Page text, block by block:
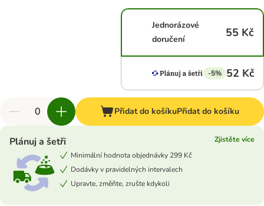
Jednorázové
doručení
55 Kč
-5% 52 Kč
Přidat do košíkuPřidat do košíku
Plánuj a šetři
Zjistěte více
Minimální hodnota objednávky 299 Kč
Dodávky v pravidelných intervalech
Upravte, změňte, zrušte kdykoli